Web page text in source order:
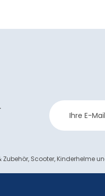
Newsletter
Anmeldung
Zubehör, Scooter, Kinderhelme